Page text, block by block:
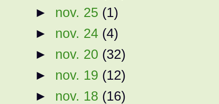
► nov. 25 (1)
► nov. 24 (4)
► nov. 20 (32)
► nov. 19 (12)
► nov. 18 (16)